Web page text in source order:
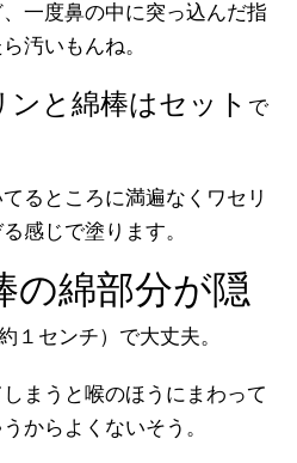
一度鼻の中に突っ込んだ指
汚いもんね。
ンと綿棒はセット で
るところに満遍なくワセリ
感じで塗ります。
の綿部分が隠
約１センチ）で大丈夫。
まうと喉のほうにまわって
からよくないそう。